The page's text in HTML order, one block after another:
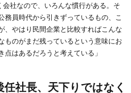
会社なので、いろんな慣行がある。そ
務員時代から引きずっているもの、こ
、やはり民間企業と比較すればこんな
ものがまだ残っているという意味にお
はあるだろうと考えている」